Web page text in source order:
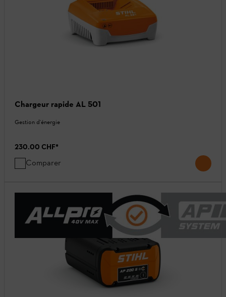
Chargeur rapide AL 501
Gestion d'énergie
230.00 CHF*
Comparer